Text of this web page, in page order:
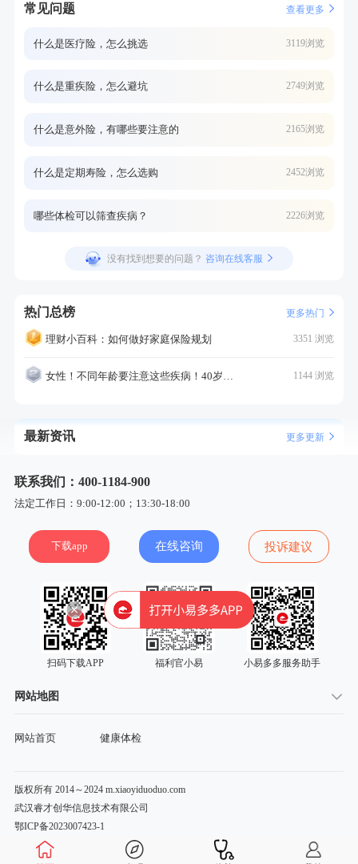
常见问题 查看更多
什么是医疗险，怎么挑选 3119浏览
什么是重疾险，怎么避坑 2749浏览
什么是意外险，有哪些要注意的 2165浏览
什么是定期寿险，怎么选购 2452浏览
哪些体检可以筛查疾病？ 2226浏览
没有找到想要的问题？ 咨询在线客服
热门总榜 更多热门
理财小百科：如何做好家庭保险规划 3351 浏览
女性！不同年龄要注意这些疾病！40岁的这个疾病最需要注意！ 1144 浏览
最新资讯 更多更新
联系我们：400-1184-900
法定工作日：9:00-12:00；13:30-18:00
下载app 在线咨询 投诉建议
扫码下载APP 福利官小易 小易多多服务助手
网站地图
网站首页 健康体检
版权所有 2014～2024 m.xiaoyiduoduo.com
武汉睿才创华信息技术有限公司
鄂ICP备2023007423-1